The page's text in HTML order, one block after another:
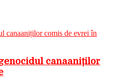
canaaniților